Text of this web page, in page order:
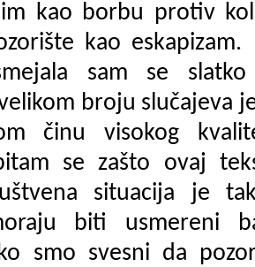
kao borbu protiv
kao
sam se
broju slučajeva
činu visokog
se zašto ovaj
situacija je
biti usmereni
smo svesni da